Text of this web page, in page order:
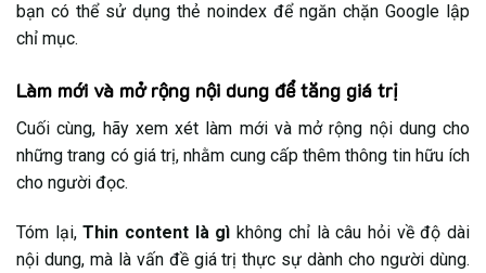
bạn có thể sử dụng thẻ noindex để ngăn chặn Google lập
chỉ mục.
Làm mới và mở rộng nội dung để tăng giá trị
Cuối cùng, hãy xem xét làm mới và mở rộng nội dung cho
những trang có giá trị, nhằm cung cấp thêm thông tin hữu ích
cho người đọc.
Tóm lại,Thin content là gì không chỉ là câu hỏi về độ dài
nội dung, mà là vấn đề giá trị thực sự dành cho người dùng.